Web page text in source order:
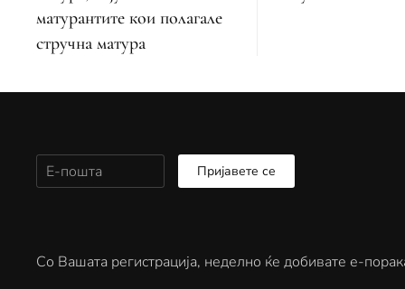
матурантите кои полагале
стручна матура
Пријавете се
Со Вашата регистрација, неделно ќе добивате е-